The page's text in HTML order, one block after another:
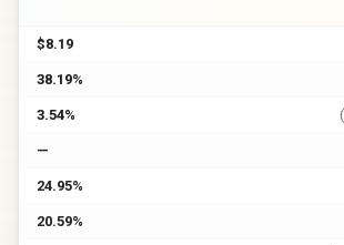
$8.19
38.19%
3.54%
—
24.95%
20.59%